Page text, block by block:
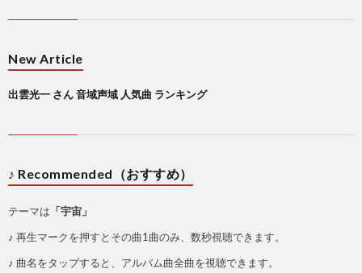
New Article
出雲光一 さん 音域声域 人気曲 ランキング
♪ Recommended（おすすめ）
テーマは 「宇宙」
♪ 再生マークを押すとその曲1曲のみ、数秒視聴できます。
♪ 曲名をタップすると、アルバム曲全曲を視聴できます。